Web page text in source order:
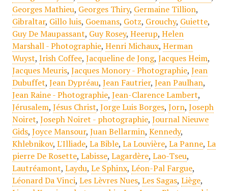
Georges Mathieu, Georges Thiry, Germaine Tillion,
Gibraltar, Gillo luis, Goemans, Gotz, Grouchy, Guiette,
Guy De Maupassant, Guy Rosey, Heerup, Helen
Marshall - Photographie, Henri Michaux, Herman
Wuyst, Irish Coffee, Jacqueline de Jong, Jacques Heim,
Jacques Meuris, Jacques Monory - Photographie, Jean
Dubuffet, Jean Dypréau, Jean Fautrier, Jean Paulhan,
Jean Raine - Photographie, Jean-Clarence Lambert,
Jérusalem, Jésus Christ, Jorge Luis Borges, Jorn, Joseph
Noiret, Joseph Noiret - photographie, Journal Nieuwe
Gids, Joyce Mansour, Juan Bellarmin, Kennedy,
Khlebnikov, L'Illiade, La Bible, La Louvière, La Panne, La
pierre De Rosette, Labisse, Lagardère, Lao-Tseu,
Lautréamont, Laydu, Le Sphinx, Léon-Pal Fargue,
Léonard Da Vinci, Les Lèvres Nues, Les Sagas, Liège,